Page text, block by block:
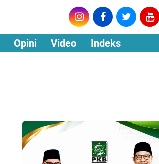
Opini Video Indeks